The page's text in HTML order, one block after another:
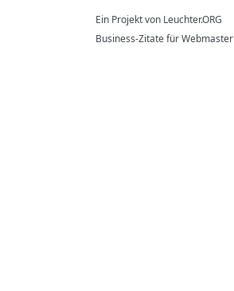
Ein Projekt von Leuchter.ORG
Business-Zitate für Webmaster